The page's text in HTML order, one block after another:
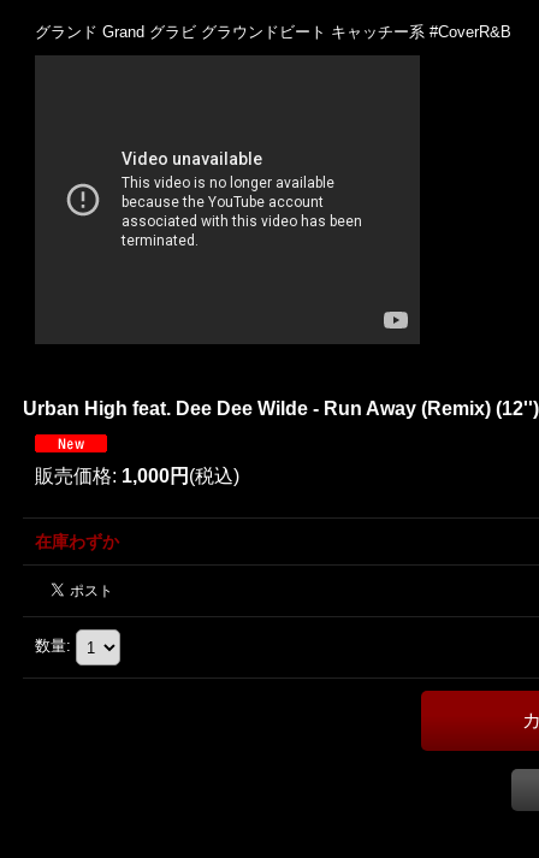
グランド Grand グラビ グラウンドビート キャッチー系 #CoverR&B
Urban High feat. Dee Dee Wilde - Run Away (Remix) (12'')
販売価格: 1,000円 (税込)
在庫わずか
数量: